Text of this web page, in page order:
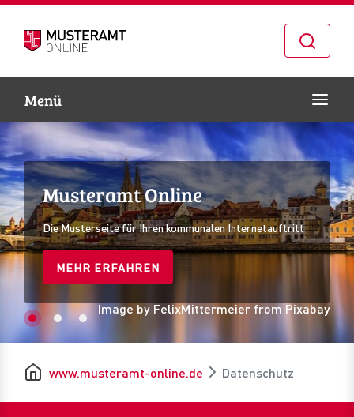
Zur Navigation springen
Zum Inhalt springen
Menü
Musteramt Online
Die Musterseite für Ihren kommunalen Internetauftritt
MEHR ERFAHREN
Image by FelixMittermeier from Pixabay
Musteramt Online
Die Musterseite für Ihren kommunalen Internetauftritt
MEHR ERFAHREN
Musteramt Online
Die Musterseite für Ihren kommunalen Internetauftritt
MEHR ERFAHREN
www.musteramt-online.de Datenschutz